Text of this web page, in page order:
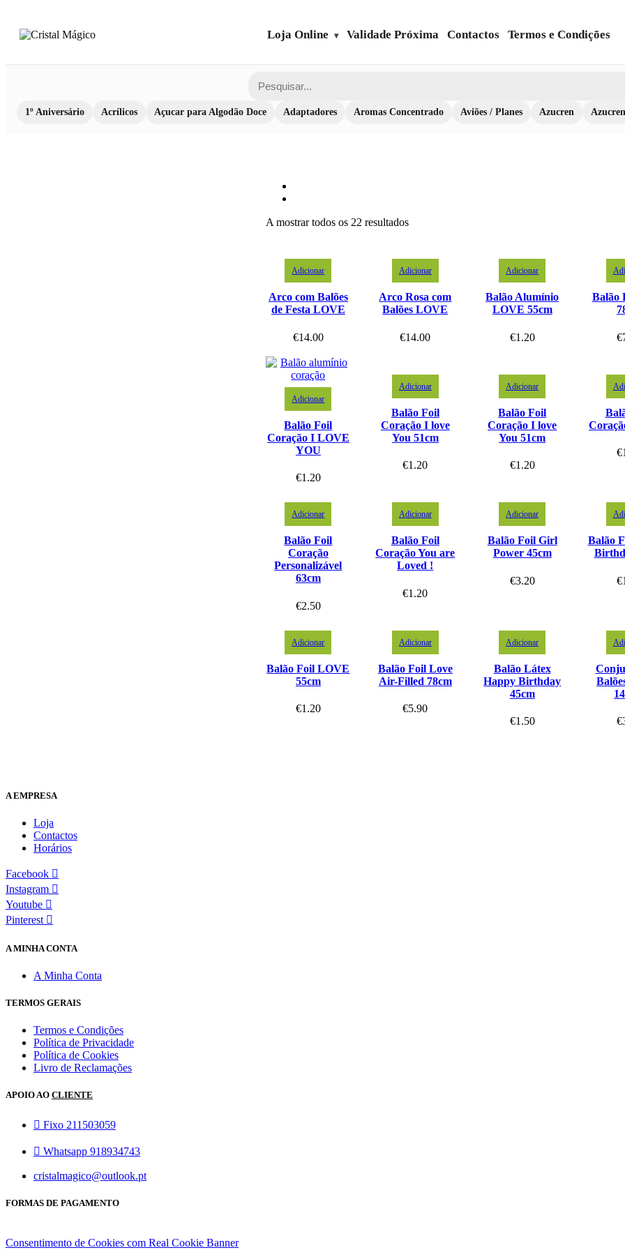
Loja Online Validade Próxima Contactos Termos e Condições
1º Aniversário Acrílicos Açucar para Algodão Doce Adaptadores Aromas Concentrado Aviões / Planes Azucren Azucren
A mostrar todos os 22 resultados
Adicionar
Arco com Balões
de Festa LOVE
€14.00
Adicionar
Arco Rosa com
Balões LOVE
€14.00
Adicionar
Balão Alumínio
LOVE 55cm
€1.20
Balão
€
Adicionar
Balão Foil
Coração I LOVE
YOU
€1.20
Adicionar
Balão Foil
Coração I love
You 51cm
€1.20
Adicionar
Balão Foil
Coração I love
You 51cm
€1.20
€
Adicionar
Balão Foil
Coração
Personalizável
63cm
€2.50
Adicionar
Balão Foil
Coração You are
Loved !
€1.20
Adicionar
Balão Foil Girl
Power 45cm
€3.20
Balão
€
Adicionar
Balão Foil LOVE
55cm
€1.20
Adicionar
Balão Foil Love
Air-Filled 78cm
€5.90
Adicionar
Balão Látex
Happy Birthday
45cm
€1.50 €
A EMPRESA
Loja
Contactos
Horários
Facebook
Instagram
Youtube
Pinterest
A MINHA CONTA
A Minha Conta
TERMOS GERAIS
Termos e Condições
Política de Privacidade
Política de Cookies
Livro de Reclamações
APOIO AO CLIENTE
Fixo 211503059
Whatsapp 918934743
cristalmagico@outlook.pt
FORMAS DE PAGAMENTO
Consentimento de Cookies com Real Cookie Banner